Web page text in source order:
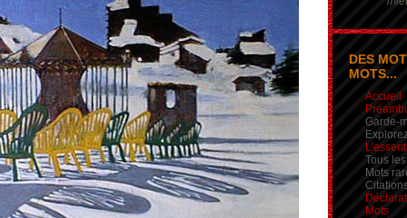
DES
MOTS...
Accueil
Garde-
Tous
Mots
Mots